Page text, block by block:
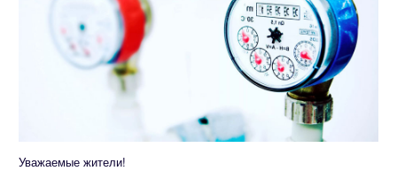
Уважаемые жители!